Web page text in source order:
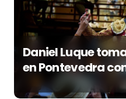
Daniel Luque
en Pontevedra
y una Puerta